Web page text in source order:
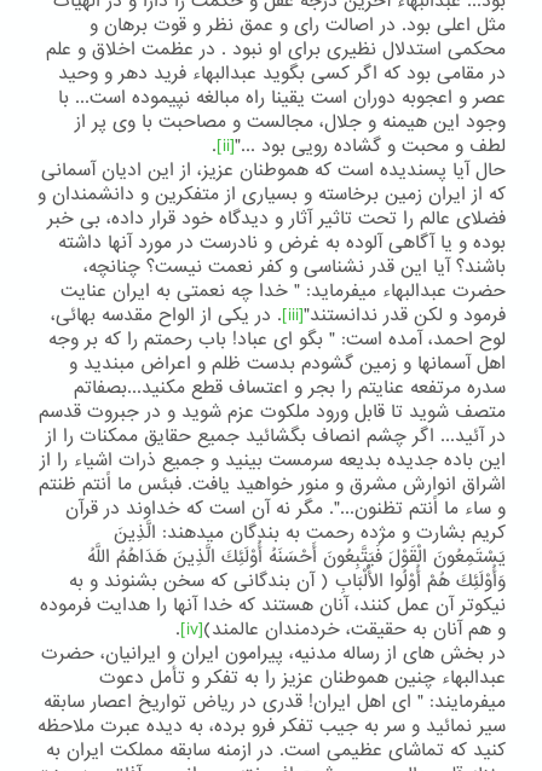
مثل اعلی بود. در اصالت رای و عمق نظر و قوت برهان و
محکمی استدلال نظیری برای او نبود . در عظمت اخلاق و علم
در مقامی بود که اگر کسی بگوید عبدالبهاء فرید دهر و وحید
عصر و اعجوبه دوران است یقینا راه مبالغه نپیموده است... با
وجود این هیمنه و جلال، مجالست و مصاحبت با وی پر از
لطف و محبت و گشاده رویی بود ..."[ii]
.
حال آیا پسندیده است که هموطنان عزیز، از این ادیان آسمانی
که از ایران زمین برخاسته و بسیاری از متفکرین و دانشمندان و
فضلای عالم را تحت تاثیر آثار و دیدگاه خود قرار داده، بی خبر
بوده و یا آگاهی آلوده به غرض و نادرست در مورد آنها داشته
باشند؟ آیا این قدر نشناسی و کفر نعمت نیست؟ چنانچه،
حضرت عبدالبهاء میفرماید: " خدا چه نعمتی به ایران عنایت
فرمود و لکن قدر ندانستند"[iii]
. در یکی از الواح مقدسه بهائی،
لوح احمد، آمده است: " بگو ای عباد! باب رحمتم را که بر وجه
اهل آسمانها و زمین گشودم بدست ظلم و اعراض مبندید و
سدره مرتفعه عنایتم را بجر و اعتساف قطع مکنید...بصفاتم
متصف شوید تا قابل ورود ملکوت عزم شوید و در جبروت قدسم
در آئید... اگر چشم انصاف بگشائید جمیع حقایق ممکنات را از
این باده جدیده بدیعه سرمست بینید و جمیع ذرات اشیاء را از
اشراق انوارش مشرق و منور خواهید یافت. فبئس ما اًنتم ظنتم
و ساء ما اًنتم تظنون...". مگر نه آن است که خداوند در قرآن
کریم بشارت و مژده رحمت به بندگان میدهند: الَّذِينَ
يَسْتَمِعُونَ الْقَوْلَ فَيَتَّبِعُونَ أَحْسَنَهُ أُوْلَئِكَ الَّذِينَ هَدَاهُمُ اللَّهُ
وَأُوْلَئِكَ هُمْ أُوْلُوا الْأَلْبَابِ ( آن بندگانی که سخن بشنوند و به
نیکوتر آن عمل کنند، آنان هستند که خدا آنها را هدایت فرموده
و هم آنان به حقیقت، خردمندان عالمند)[iv]
.
در بخش های از رساله مدنیه، پیرامون ایران و ایرانیان، حضرت
عبدالبهاء چنین هموطنان عزیز را به تفکر و تأمل دعوت
میفرمایند: " ای اهل ایران! قدری در ریاض تواریخ اعصار سابقه
سیر نمائید و سر به جیب تفکر فرو برده، به دیده عبرت ملاحظه
کنید که تماشای عظیمی است. در ازمنه سابقه مملکت ایران به